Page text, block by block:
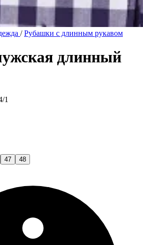
/ Рубашки с длинным рукавом
длинный
1
47 48